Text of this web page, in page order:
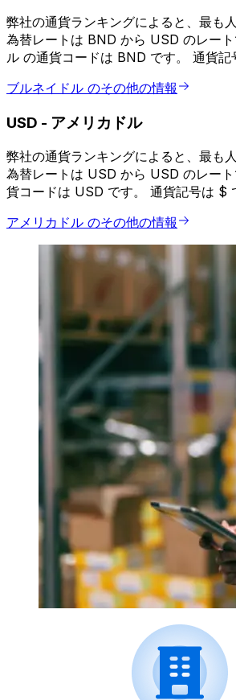
弊社の通貨ランキングによると、最も
為替レートは BND から USD のレー
ル の通貨コードは BND です。 通貨記
ブルネイドル のその他の情報
USD - アメリカドル
弊社の通貨ランキングによると、最も
為替レートは USD から USD のレー
貨コードは USD です。 通貨記号は $
アメリカドル のその他の情報